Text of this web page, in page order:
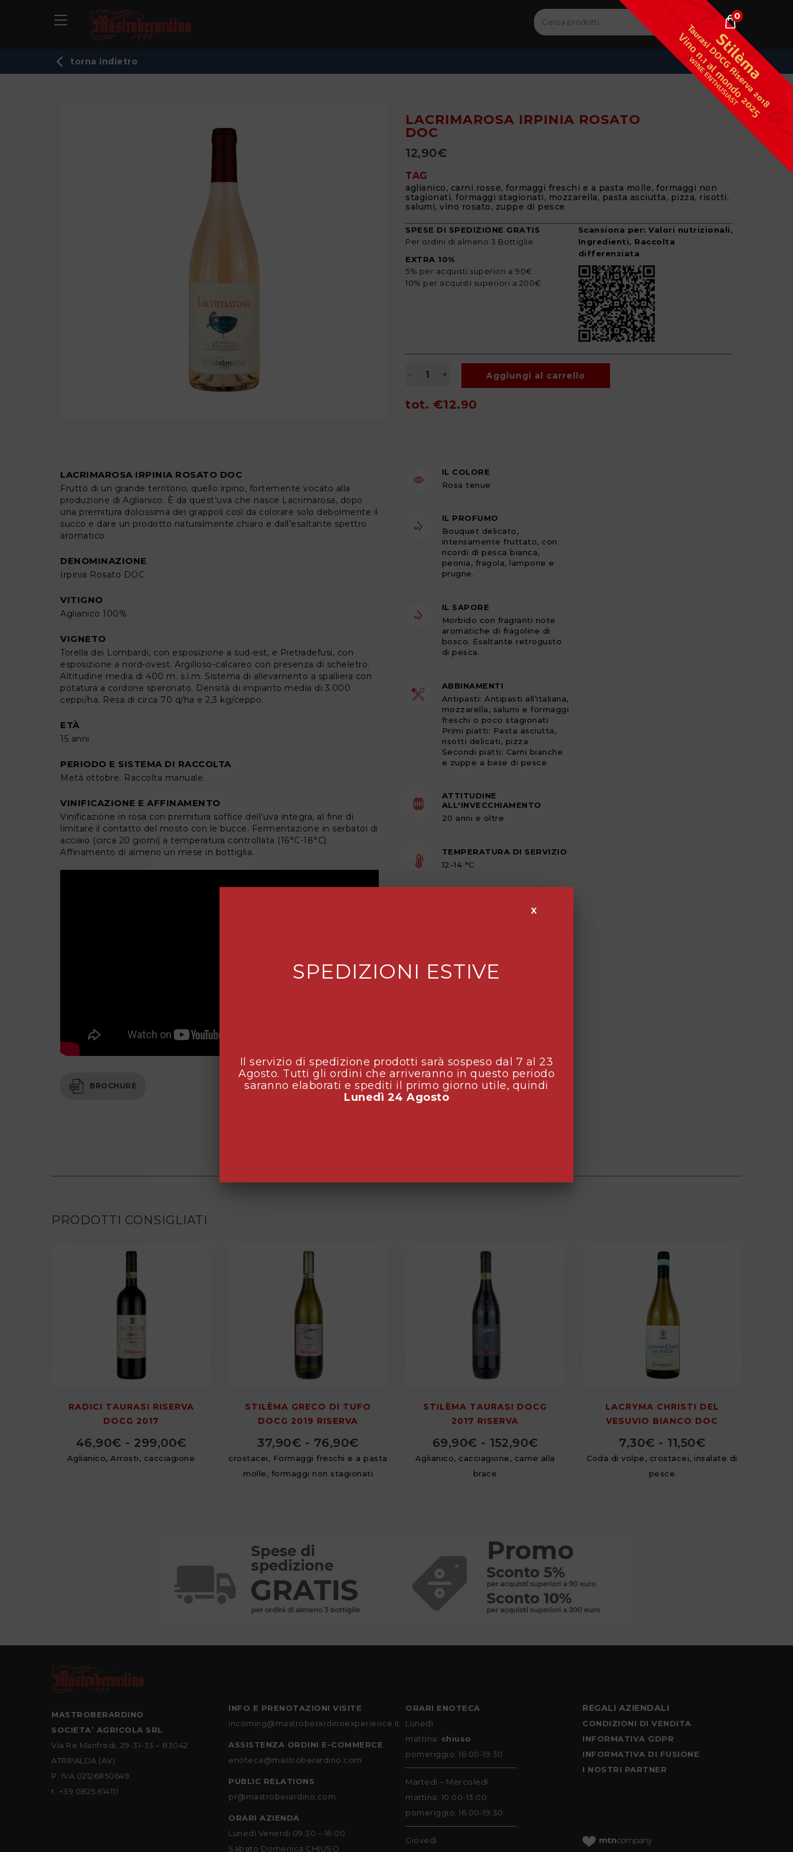
0
Cerca:
Cerca
torna indietro
LACRIMAROSA IRPINIA ROSATO
DOC
12,90€
TAG
aglianico, carni rosse, formaggi freschi e a pasta molle, formaggi non
stagionati, formaggi stagionati, mozzarella, pasta asciutta, pizza, risotti,
salumi, vino rosato, zuppe di pesce
SPESE DI SPEDIZIONE GRATIS
Per ordini di almeno 3 Bottiglie
EXTRA 10%
5% per acquisti superiori a 90€
10% per acquisti superiori a 200€
Scansiona per: Valori nutrizionali,
Ingredienti, Raccolta
differenziata
Aggiungi al carrello
tot. €12.90
LACRIMAROSA IRPINIA ROSATO DOC
Frutto di un grande territorio, quello irpino, fortemente vocato alla
produzione di Aglianico. È da quest’uva che nasce Lacrimarosa, dopo
una premitura dolcissima dei grappoli così da colorare solo debolmente il
succo e dare un prodotto naturalmente chiaro e dall’esaltante spettro
aromatico.
DENOMINAZIONE
Irpinia Rosato DOC
VITIGNO
Aglianico 100%
VIGNETO
Torella dei Lombardi, con esposizione a sud-est, e Pietradefusi, con
esposizione a nord-ovest. Argilloso-calcareo con presenza di scheletro.
Altitudine media di 400 m. s.l.m. Sistema di allevamento a spalliera con
potatura a cordone speronato. Densità di impianto media di 3.000
ceppi/ha. Resa di circa 70 q/ha e 2,3 kg/ceppo.
ETÀ
15 anni
PERIODO E SISTEMA DI RACCOLTA
Metà ottobre. Raccolta manuale.
VINIFICAZIONE E AFFINAMENTO
Vinificazione in rosa con premitura soffice dell’uva integra, al fine di
limitare il contatto del mosto con le bucce. Fermentazione in serbatoi di
acciaio (circa 20 giorni) a temperatura controllata (16°C-18°C).
Affinamento di almeno un mese in bottiglia.
BROCHURE
IL COLORE
Rosa tenue
IL PROFUMO
Bouquet delicato,
intensamente fruttato, con
ricordi di pesca bianca,
peonia, fragola, lampone e
prugne.
IL SAPORE
Morbido con fragranti note
aromatiche di fragoline di
bosco. Esaltante retrogusto
di pesca.
ABBINAMENTI
Antipasti: Antipasti all’italiana,
mozzarella, salumi e formaggi
freschi o poco stagionati
Primi piatti: Pasta asciutta,
risotti delicati, pizza
Secondi piatti: Carni bianche
e zuppe a base di pesce
ATTITUDINE
ALL'INVECCHIAMENTO
20 anni e oltre
TEMPERATURA DI SERVIZIO
12-14 °C
PRODOTTI CONSIGLIATI
RADICI TAURASI RISERVA
DOCG 2017
46,90€ - 299,00€
Aglianico, Arrosti, cacciagione
STILÈMA GRECO DI TUFO
DOCG 2019 RISERVA
37,90€ - 76,90€
crostacei, Formaggi freschi e a pasta
molle, formaggi non stagionati
STILÈMA TAURASI DOCG
2017 RISERVA
69,90€ - 152,90€
Aglianico, cacciagione, carne alla
brace
LACRYMA CHRISTI DEL
VESUVIO BIANCO DOC
7,30€ - 11,50€
Coda di volpe, crostacei, insalate di
pesce
MASTROBERARDINO
SOCIETA’ AGRICOLA SRL
Via Re Manfredi, 29-31-33 – 83042
ATRIPALDA (AV)
P. IVA 02126850649
t. +39 0825 614111
INFO E PRENOTAZIONI VISITE
incoming@mastroberardinoexperience.it
ASSISTENZA ORDINI E-COMMERCE
enoteca@mastroberardino.com
PUBLIC RELATIONS
pr@mastroberardino.com
ORARI AZIENDA
Lunedì Venerdi 09:30 – 16:00
Sabato Domenica CHIUSO
ORARI ENOTECA
Lunedì
mattina: chiuso
pomeriggio: 16:00-19:30
Martedì – Mercoledì
mattina: 10:00-13:00
pomeriggio: 16:00-19:30
Giovedì
REGALI AZIENDALI
CONDIZIONI DI VENDITA
INFORMATIVA GDPR
INFORMATIVA DI FUSIONE
I NOSTRI PARTNER
X
SPEDIZIONI ESTIVE
Il servizio di spedizione prodotti sarà sospeso dal 7 al 23
Agosto. Tutti gli ordini che arriveranno in questo periodo
saranno elaborati e spediti il primo giorno utile, quindi
Lunedì 24 Agosto